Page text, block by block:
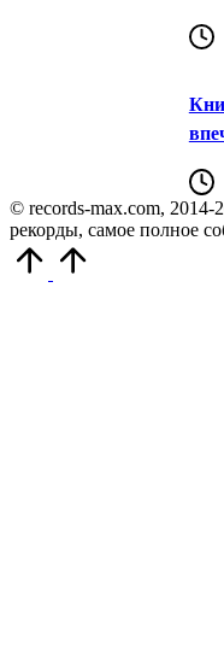
© records-max.com,
рекорды, самое полное